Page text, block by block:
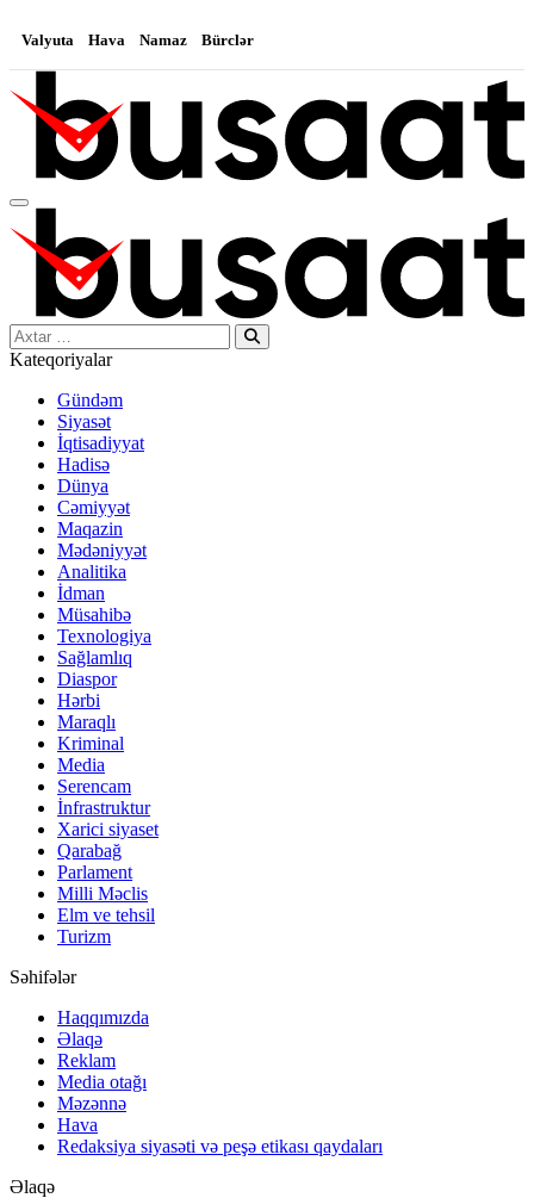
Valyuta Hava Namaz Bürclər
Search…
Kateqoriyalar
Gündəm
Siyasət
İqtisadiyyat
Hadisə
Dünya
Cəmiyyət
Maqazin
Mədəniyyət
Analitika
İdman
Müsahibə
Texnologiya
Sağlamlıq
Diaspor
Hərbi
Maraqlı
Kriminal
Media
Serencam
İnfrastruktur
Xarici siyaset
Qarabağ
Parlament
Milli Məclis
Elm ve tehsil
Turizm
Səhifələr
Haqqımızda
Əlaqə
Reklam
Media otağı
Məzənnə
Hava
Redaksiya siyasəti və peşə etikası qaydaları
Əlaqə